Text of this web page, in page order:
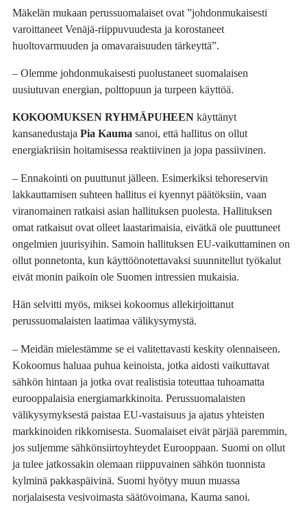
Mäkelän mukaan perussuomalaiset ovat ”johdonmukaisesti
varoittaneet Venäjä-riippuvuudesta ja korostaneet
huoltovarmuuden ja omavaraisuuden tärkeyttä”.
– Olemme johdonmukaisesti puolustaneet suomalaisen
uusiutuvan energian, polttopuun ja turpeen käyttöä.
KOKOOMUKSEN RYHMÄPUHEEN käyttänyt
kansanedustajaPia Kauma sanoi, että hallitus on ollut
energiakriisin hoitamisessa reaktiivinen ja jopa passiivinen.
– Ennakointi on puuttunut jälleen. Esimerkiksi tehoreservin
lakkauttamisen suhteen hallitus ei kyennyt päätöksiin, vaan
viranomainen ratkaisi asian hallituksen puolesta. Hallituksen
omat ratkaisut ovat olleet laastarimaisia, eivätkä ole puuttuneet
ongelmien juurisyihin. Samoin hallituksen EU-vaikuttaminen on
ollut ponnetonta, kun käyttöönotettavaksi suunnitellut työkalut
eivät monin paikoin ole Suomen intressien mukaisia.
Hän selvitti myös, miksei kokoomus allekirjoittanut
perussuomalaisten laatimaa välikysymystä.
– Meidän mielestämme se ei valitettavasti keskity olennaiseen.
Kokoomus haluaa puhua keinoista, jotka aidosti vaikuttavat
sähkön hintaan ja jotka ovat realistisia toteuttaa tuhoamatta
eurooppalaisia energiamarkkinoita. Perussuomalaisten
välikysymyksestä paistaa EU-vastaisuus ja ajatus yhteisten
markkinoiden rikkomisesta. Suomalaiset eivät pärjää paremmin,
jos suljemme sähkönsiirtoyhteydet Eurooppaan. Suomi on ollut
ja tulee jatkossakin olemaan riippuvainen sähkön tuonnista
kylminä pakkaspäivinä. Suomi hyötyy muun muassa
norjalaisesta vesivoimasta säätövoimana, Kauma sanoi.